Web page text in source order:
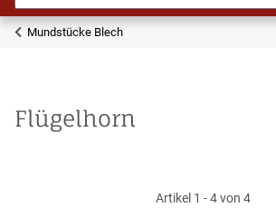
Mundstücke Blech
Flügelhorn
Artikel 1 - 4 von 4